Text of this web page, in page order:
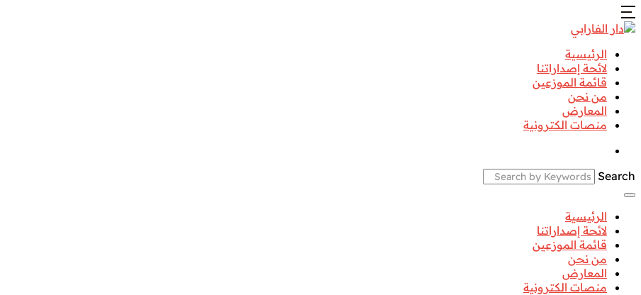
الرئيسية
لائحة إصداراتنا
قائمة الموزعين
من نحن
المعارض
منصات الكترونية
Search
الرئيسية
لائحة إصداراتنا
قائمة الموزعين
من نحن
المعارض
منصات الكترونية